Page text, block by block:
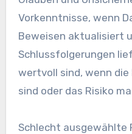
Vorkenntnisse, wenn
Beweisen aktualisiert
Schlussfolgerungen
wertvoll sind, wenn
sind oder das Risiko
Schlecht ausgewählte